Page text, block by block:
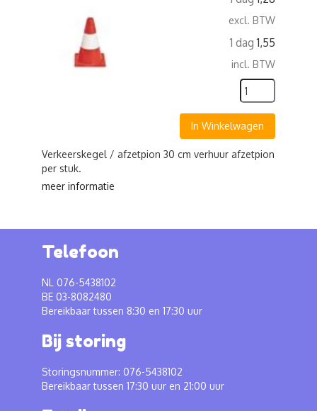
excl. BTW
1 dag 1,55
incl. BTW
In Winkelwagen
Verkeerskegel / afzetpion 30 cm verhuur afzetpion
per stuk.
meer informatie
Telefoon
NL 076-5438102
BE 03-8082480
Bereikbaar tussen 8:30 en 17:30 uur
Bij storing
Storingsnummer: 076-5438102
Bereikbaar tussen 17:30 uur en 21:00 uur